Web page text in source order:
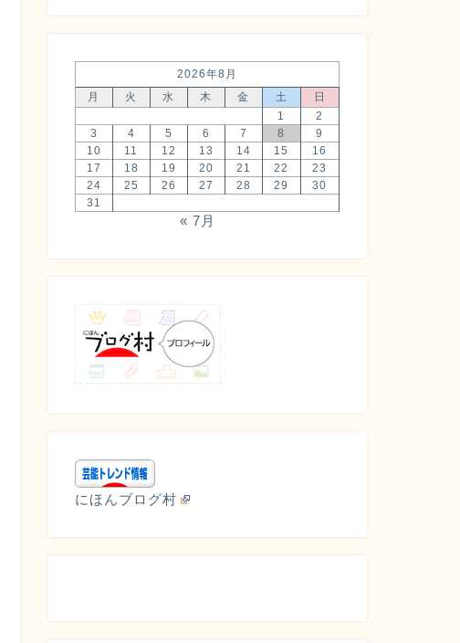
2026年8月
月
火 水 木 金 土
日
1
2
3
4 5 6 7 8
9
10
11 12 13 14 15
16
17
18 19 20 21 22
23
24
25 26 27 28 29
30
31
« 7月
にほんブログ村